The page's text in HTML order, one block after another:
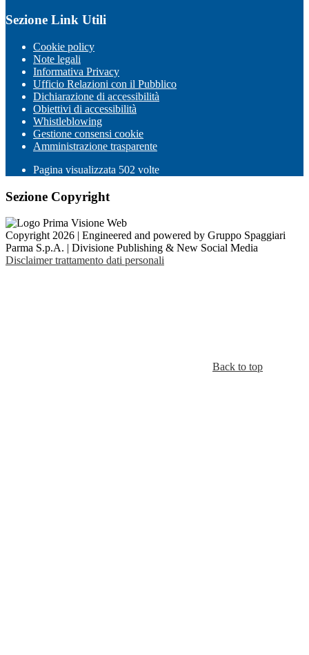
Sezione Link Utili
Cookie policy
Note legali
Informativa Privacy
Ufficio Relazioni con il Pubblico
Dichiarazione di accessibilità
Obiettivi di accessibilità
Whistleblowing
Gestione consensi cookie
Amministrazione trasparente
Pagina visualizzata 502 volte
Sezione Copyright
Copyright 2026 | Engineered and powered by Gruppo Spaggiari
Parma S.p.A. | Divisione Publishing & New Social Media
Disclaimer trattamento dati personali
Back to top